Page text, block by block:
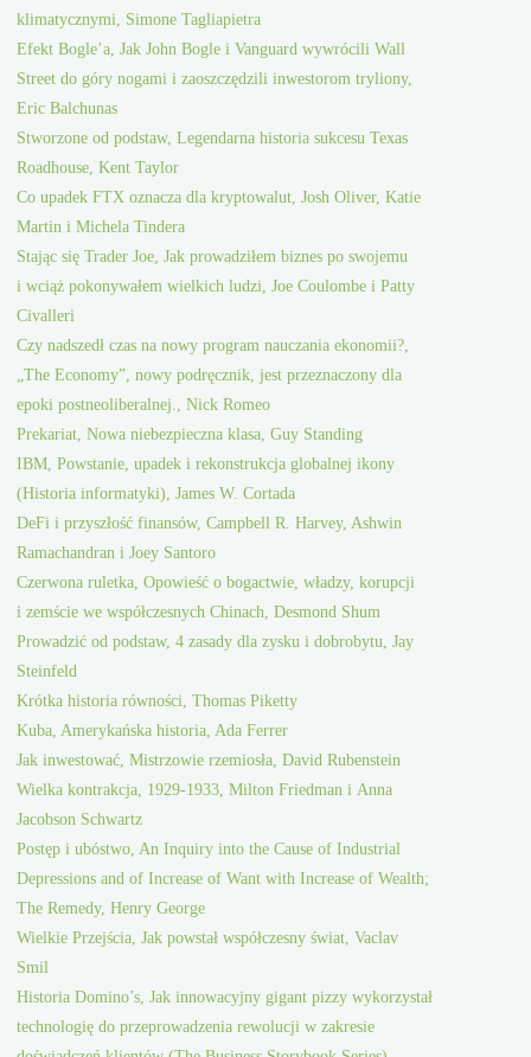
klimatycznymi, Simone Tagliapietra
Efekt Bogle’a, Jak John Bogle i Vanguard wywrócili Wall
Street do góry nogami i zaoszczędzili inwestorom tryliony,
Eric Balchunas
Stworzone od podstaw, Legendarna historia sukcesu Texas
Roadhouse, Kent Taylor
Co upadek FTX oznacza dla kryptowalut, Josh Oliver, Katie
Martin i Michela Tindera
Stając się Trader Joe, Jak prowadziłem biznes po swojemu
i wciąż pokonywałem wielkich ludzi, Joe Coulombe i Patty
Civalleri
Czy nadszedł czas na nowy program nauczania ekonomii?,
„The Economy”, nowy podręcznik, jest przeznaczony dla
epoki postneoliberalnej., Nick Romeo
Prekariat, Nowa niebezpieczna klasa, Guy Standing
IBM, Powstanie, upadek i rekonstrukcja globalnej ikony
(Historia informatyki), James W. Cortada
DeFi i przyszłość finansów, Campbell R. Harvey, Ashwin
Ramachandran i Joey Santoro
Czerwona ruletka, Opowieść o bogactwie, władzy, korupcji
i zemście we współczesnych Chinach, Desmond Shum
Prowadzić od podstaw, 4 zasady dla zysku i dobrobytu, Jay
Steinfeld
Krótka historia równości, Thomas Piketty
Kuba, Amerykańska historia, Ada Ferrer
Jak inwestować, Mistrzowie rzemiosła, David Rubenstein
Wielka kontrakcja, 1929-1933, Milton Friedman i Anna
Jacobson Schwartz
Postęp i ubóstwo, An Inquiry into the Cause of Industrial
Depressions and of Increase of Want with Increase of Wealth;
The Remedy, Henry George
Wielkie Przejścia, Jak powstał współczesny świat, Vaclav
Smil
Historia Domino’s, Jak innowacyjny gigant pizzy wykorzystał
technologię do przeprowadzenia rewolucji w zakresie